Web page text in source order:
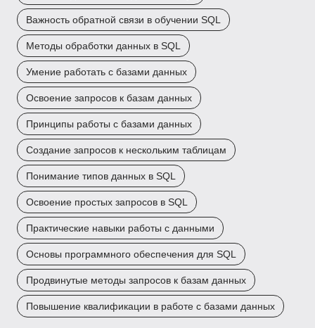
Важность обратной связи в обучении SQL
Методы обработки данных в SQL
Умение работать с базами данных
Освоение запросов к базам данных
Принципы работы с базами данных
Создание запросов к нескольким таблицам
Понимание типов данных в SQL
Освоение простых запросов в SQL
Практические навыки работы с данными
Основы программного обеспечения для SQL
Продвинутые методы запросов к базам данных
Повышение квалификации в работе с базами данных